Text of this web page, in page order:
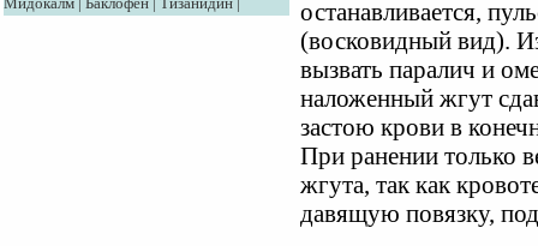
останавливается,
(восковидный вид).
вызвать паралич и
наложенный жгут
застою крови в
При ранении только
жгута, так как
давящую повязку,